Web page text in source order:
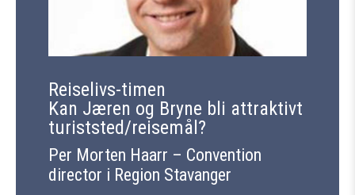
Reiselivs-timen
Kan Jæren og Bryne bli attraktivt
turiststed/reisemål?
Per Morten Haarr – Convention
director i Region Stavanger